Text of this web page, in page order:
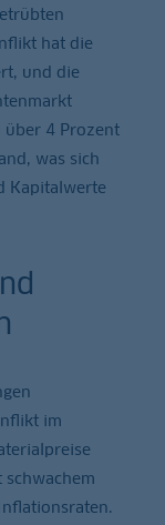
hat die
und die
4 Prozent
was sich
Kapitalwerte
im
schwachem